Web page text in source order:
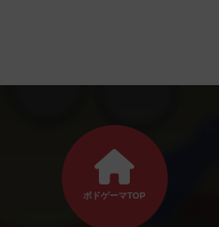
ボドゲーマTOP